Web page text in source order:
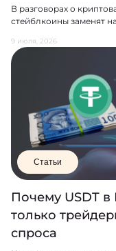
В разговорах о
стейблкоины заменят
9 июля, 2026
Статьи
Почему USDT
только
спроса